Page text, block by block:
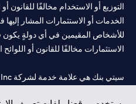
التوزيع أو الاستخدام مخالفًا للقانون
الخدمات أو الاستثمارات المشار
للأشخاص المقيمين في أي دولةٍ يكون
الاستثمارات مخالفًا للقانون أو اللوائح